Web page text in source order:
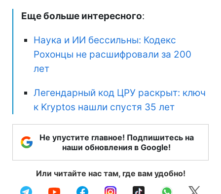
Еще больше интересного:
Наука и ИИ бессильны: Кодекс
Рохонцы не расшифровали за 200
лет
Легендарный код ЦРУ раскрыт: ключ
к Kryptos нашли спустя 35 лет
Не упустите главное! Подпишитесь на
наши обновления в Google!
Или читайте нас там, где вам удобно!